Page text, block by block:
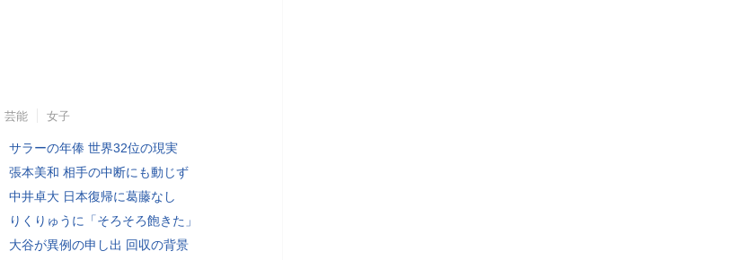
芸能 女子
サラーの年俸 世界32位の現実
張本美和 相手の中断にも動じず
中井卓大 日本復帰に葛藤なし
りくりゅうに「そろそろ飽きた」
大谷が異例の申し出 回収の背景